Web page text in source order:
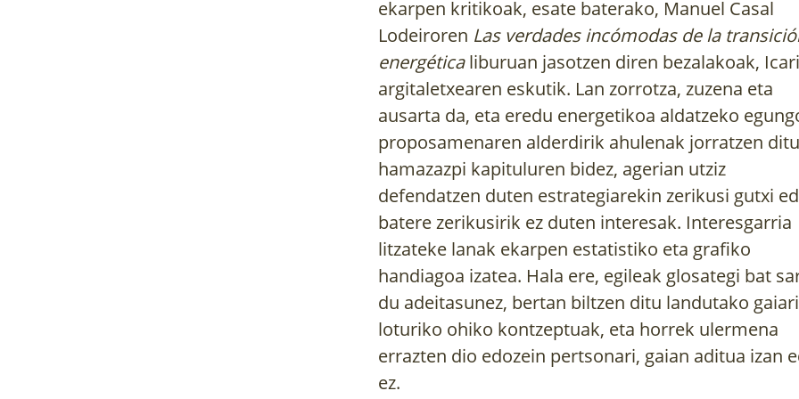
ekarpen kritikoak, esate baterako, Manuel Casal
Lodeiroren Las verdades incómodas de la
energéticaliburuan jasotzen diren bezalakoak,
argitaletxearen eskutik. Lan zorrotza, zuzena eta
ausarta da, eta eredu energetikoa aldatzeko
proposamenaren alderdirik ahulenak jorratzen ditu
hamazazpi kapituluren bidez, agerian utziz
defendatzen duten estrategiarekin zerikusi gutxi
batere zerikusirik ez duten interesak. Interesgarria
litzateke lanak ekarpen estatistiko eta grafiko
handiagoa izatea. Hala ere, egileak glosategi bat
du adeitasunez, bertan biltzen ditu landutako gaiari
loturiko ohiko kontzeptuak, eta horrek ulermena
errazten dio edozein pertsonari, gaian aditua izan
ez.
SENDABELARREK
propietateak ezagutzeko eta
ZUHAITZAK ETA
ARBOLAK EUSKAL
HERRIAN
ILARGIA ETA
LANDAREAK
URTEKO